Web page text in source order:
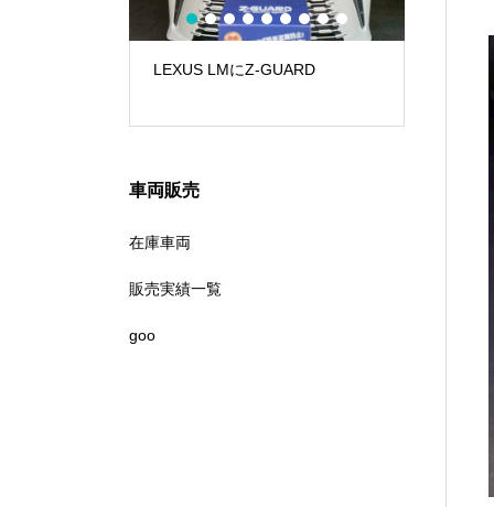
90NOAH に KICKER フロントス
1 2 3 4 5 6 7 8 9
車両販売
在庫車両
販売実績一覧
goo